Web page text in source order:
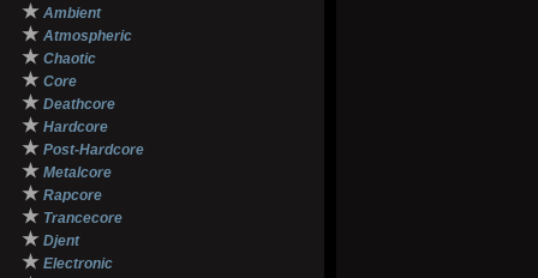
★ Ambient
★ Atmospheric
★ Chaotic
★ Core
★ Deathcore
★ Hardcore
★ Post-Hardcore
★ Metalcore
★ Rapcore
★ Trancecore
★ Djent
★ Electronic